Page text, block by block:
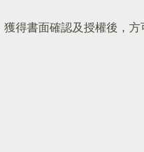
獲得書面確認及授權後，方